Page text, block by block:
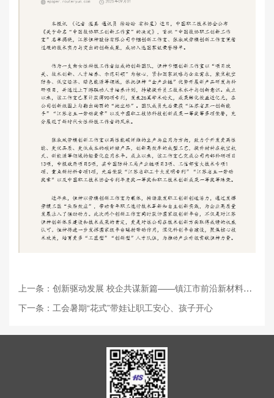
上一条：创新驱动发展 校企共谋新篇——镇江市前沿新材料产业团牵线搭桥促产教...
下一条：工会暑期“花式”带娃让职工安心、孩子开心